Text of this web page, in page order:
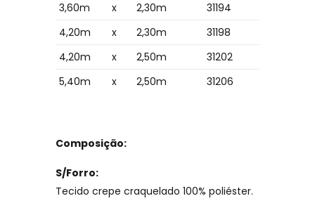
3,60m
x 2,30m
31194
4,20m
x 2,30m
31198
4,20m
x 2,50m
31202
5,40m
x 2,50m 31206
Composição:
S/Forro:
Tecido crepe craquelado 100% poliéster.